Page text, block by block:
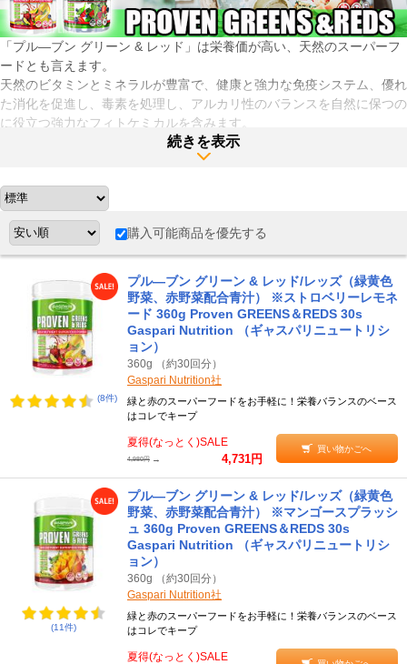
「プル―ブン グリーン & レッド」は栄養価が高い、天然のスーパーフ
ードとも言えます。
天然のビタミンとミネラルが豊富で、健康と強力な免疫システム、優れ
た消化を促進し、毒素を処理し、アルカリ性のバランスを自然に保つの
に役立つ強力なフィトケミカルを含みます。
また、素材は農薬や遺伝子組み換えを含まない、健康的でオーガニック
なダークレッドのフルーツとベリー、ダークグリーンの野菜からの抽出
さらに、消化プロセスを助けるプロバイオティクス、つまり腸内の「善
玉菌」も配合。
体が良好な血糖値を維持し、体重減少を助け、コレステロールを下げる
のを助けることができる食物繊維も入っています。
食物繊維は消化を促進し、食物を消化管に押し出すのに役立ちます。
続きを表示
購入可能商品を優先する
(8件)
プル―ブン グリーン & レッド/レッズ（緑黄色
野菜、赤野菜配合青汁） ※ストロベリーレモネ
ード 360g Proven GREENS＆REDS 30s
Gaspari Nutrition （ギャスパリニュートリシ
ョン）
360g （約30回分）
Gaspari Nutrition社
緑と赤のスーパーフードをお手軽に！栄養バランスのベース
はコレでキープ
夏得(なっとく)SALE
4,980円 → 4,731円
買い物かごへ
(11件)
プル―ブン グリーン & レッド/レッズ（緑黄色
野菜、赤野菜配合青汁） ※マンゴースプラッシ
ュ 360g Proven GREENS＆REDS 30s
Gaspari Nutrition （ギャスパリニュートリシ
ョン）
360g （約30回分）
Gaspari Nutrition社
緑と赤のスーパーフードをお手軽に！栄養バランスのベース
はコレでキープ
夏得(なっとく)SALE